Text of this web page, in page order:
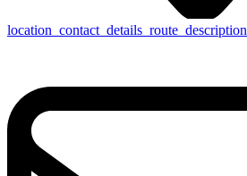
location_contact_details_route_description